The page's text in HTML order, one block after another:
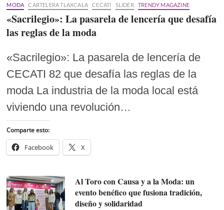
MODA CARTELERA TLAXCALA CECATI SLIDER TRENDY MAGAZINE
«Sacrilegio»: La pasarela de lencería que desafía
las reglas de la moda
«Sacrilegio»: La pasarela de lencería de
CECATI 82 que desafía las reglas de la
moda La industria de la moda local está
viviendo una revolución…
Comparte esto:
Facebook X
Al Toro con Causa y a la Moda: un
evento benéfico que fusiona tradición,
diseño y solidaridad